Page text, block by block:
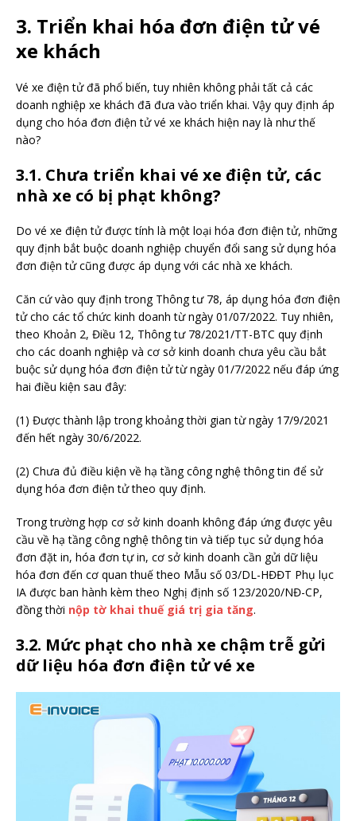
3. Triển khai hóa đơn điện tử vé
xe khách
Vé xe điện tử đã phổ biến, tuy nhiên không phải tất cả các
doanh nghiệp xe khách đã đưa vào triển khai. Vậy quy định áp
dụng cho hóa đơn điện tử vé xe khách hiện nay là như thế
nào?
3.1. Chưa triển khai vé xe điện tử, các
nhà xe có bị phạt không?
Do vé xe điện tử được tính là một loại hóa đơn điện tử, những
quy định bắt buộc doanh nghiệp chuyển đổi sang sử dụng hóa
đơn điện tử cũng được áp dụng với các nhà xe khách.
Căn cứ vào quy định trong Thông tư 78, áp dụng hóa đơn điện
tử cho các tổ chức kinh doanh từ ngày 01/07/2022. Tuy nhiên,
theo Khoản 2, Điều 12, Thông tư 78/2021/TT-BTC quy định
cho các doanh nghiệp và cơ sở kinh doanh chưa yêu cầu bắt
buộc sử dụng hóa đơn điện tử từ ngày 01/7/2022 nếu đáp ứng
hai điều kiện sau đây:
(1) Được thành lập trong khoảng thời gian từ ngày 17/9/2021
đến hết ngày 30/6/2022.
(2) Chưa đủ điều kiện về hạ tầng công nghệ thông tin để sử
dụng hóa đơn điện tử theo quy định.
Trong trường hợp cơ sở kinh doanh không đáp ứng được yêu
cầu về hạ tầng công nghệ thông tin và tiếp tục sử dụng hóa
đơn đặt in, hóa đơn tự in, cơ sở kinh doanh cần gửi dữ liệu
hóa đơn đến cơ quan thuế theo Mẫu số 03/DL-HĐĐT Phụ lục
IA được ban hành kèm theo Nghị định số 123/2020/NĐ-CP,
đồng thời nộp tờ khai thuế giá trị gia tăng.
3.2. Mức phạt cho nhà xe chậm trễ gửi
dữ liệu hóa đơn điện tử vé xe